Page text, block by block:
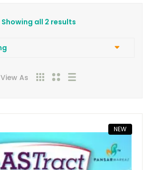
View As
Showing all 2 results
NEW